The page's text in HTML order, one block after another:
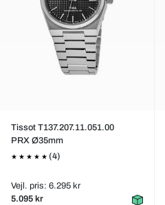
Tissot T137.207.11.051.00
PRX Ø35mm
(4)
Vejl. pris: 6.295 kr
5.095 kr